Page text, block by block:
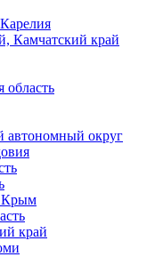
Камчатский край
область
автономный округ
Крым
край